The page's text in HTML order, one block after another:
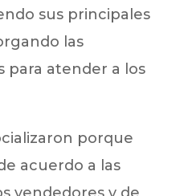
sus principales
las
para atender a los
porque
acuerdo a las